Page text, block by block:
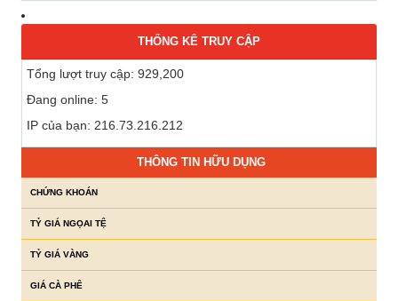
THỐNG KÊ TRUY CẬP
Tổng lượt truy cập: 929,200
Đang online: 5
IP của bạn: 216.73.216.212
THÔNG TIN HỮU DỤNG
CHỨNG KHOÁN
TỶ GIÁ NGỌAI TỆ
TỶ GIÁ VÀNG
GIÁ CÀ PHÊ